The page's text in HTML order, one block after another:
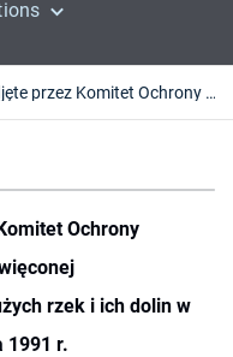
Uchwały i wnioski podjęte przez Komitet Ochrony Przyrody PAN w wyniku sesji poświęconej "Zagospodarowaniu i ochronie dużych rzek i ich dolin w Polsce", Wrocław, 26-28 września 1991 r.
Ochrony
rzek i ich dolin w
1991 r.